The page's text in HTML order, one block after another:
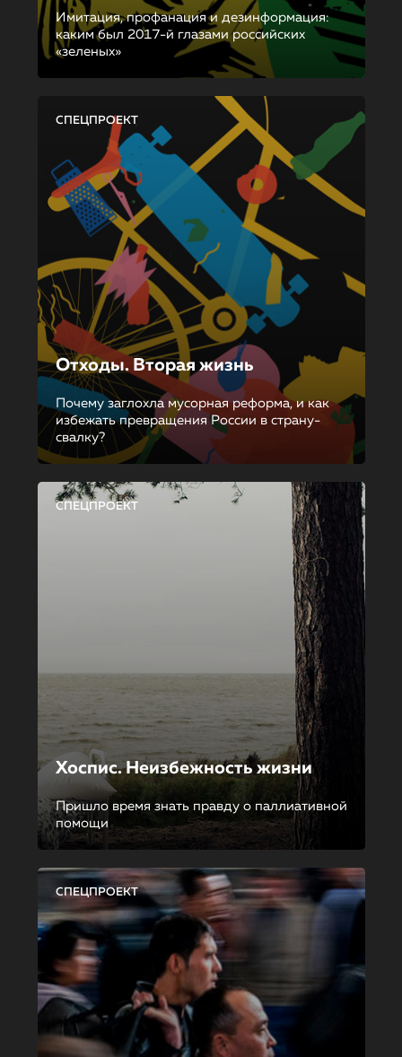
Имитация, профанация и дезинформация:
каким был 2017-й глазами российских
«зеленых»
СПЕЦПРОЕКТ
Отходы. Вторая жизнь
Почему заглохла мусорная реформа, и как
избежать превращения России в страну-
свалку?
СПЕЦПРОЕКТ
Хоспис. Неизбежность жизни
Пришло время знать правду о паллиативной
помощи
СПЕЦПРОЕКТ